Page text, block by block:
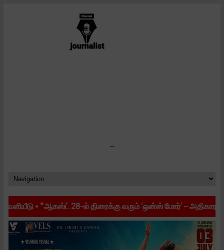
-
28-ல் திரைக்கு வரும் ‘ஒன்ஸ் மோர்’ – அதிகாரப்பூர்வ ரிலீஸ்